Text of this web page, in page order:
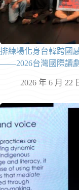
排練場化身台韓跨國
——2026台灣國際讀
2026 年 6 月 22